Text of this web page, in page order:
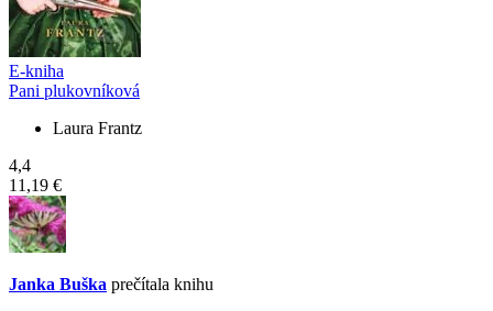
E-kniha
Pani plukovníková
Laura Frantz
4,4
11,19 €
Janka Buška prečítala knihu